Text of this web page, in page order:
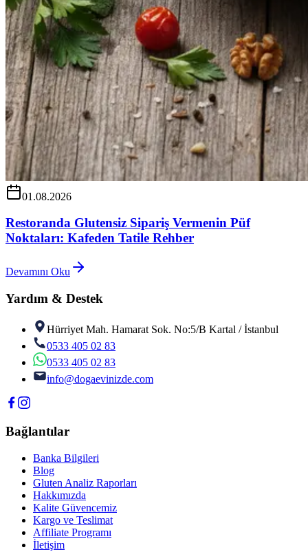
01.08.2026
Restoranda Glutensiz Sipariş Vermenin Püf
Noktaları: Kafeden Tatile Rehber
Devamını Oku
Yardım & Destek
Hürriyet Mah. Hamarat Sok. No:5/B Kartal / İstanbul
0533 405 02 83
0533 405 02 83
info@dogaevinizde.com
Bağlantılar
Banka Bilgileri
Blog
Gluten Analiz Raporları
Hakkımızda
Kalite Güvencemiz
Kargo ve Teslimat
Affiliate Programı
İletişim